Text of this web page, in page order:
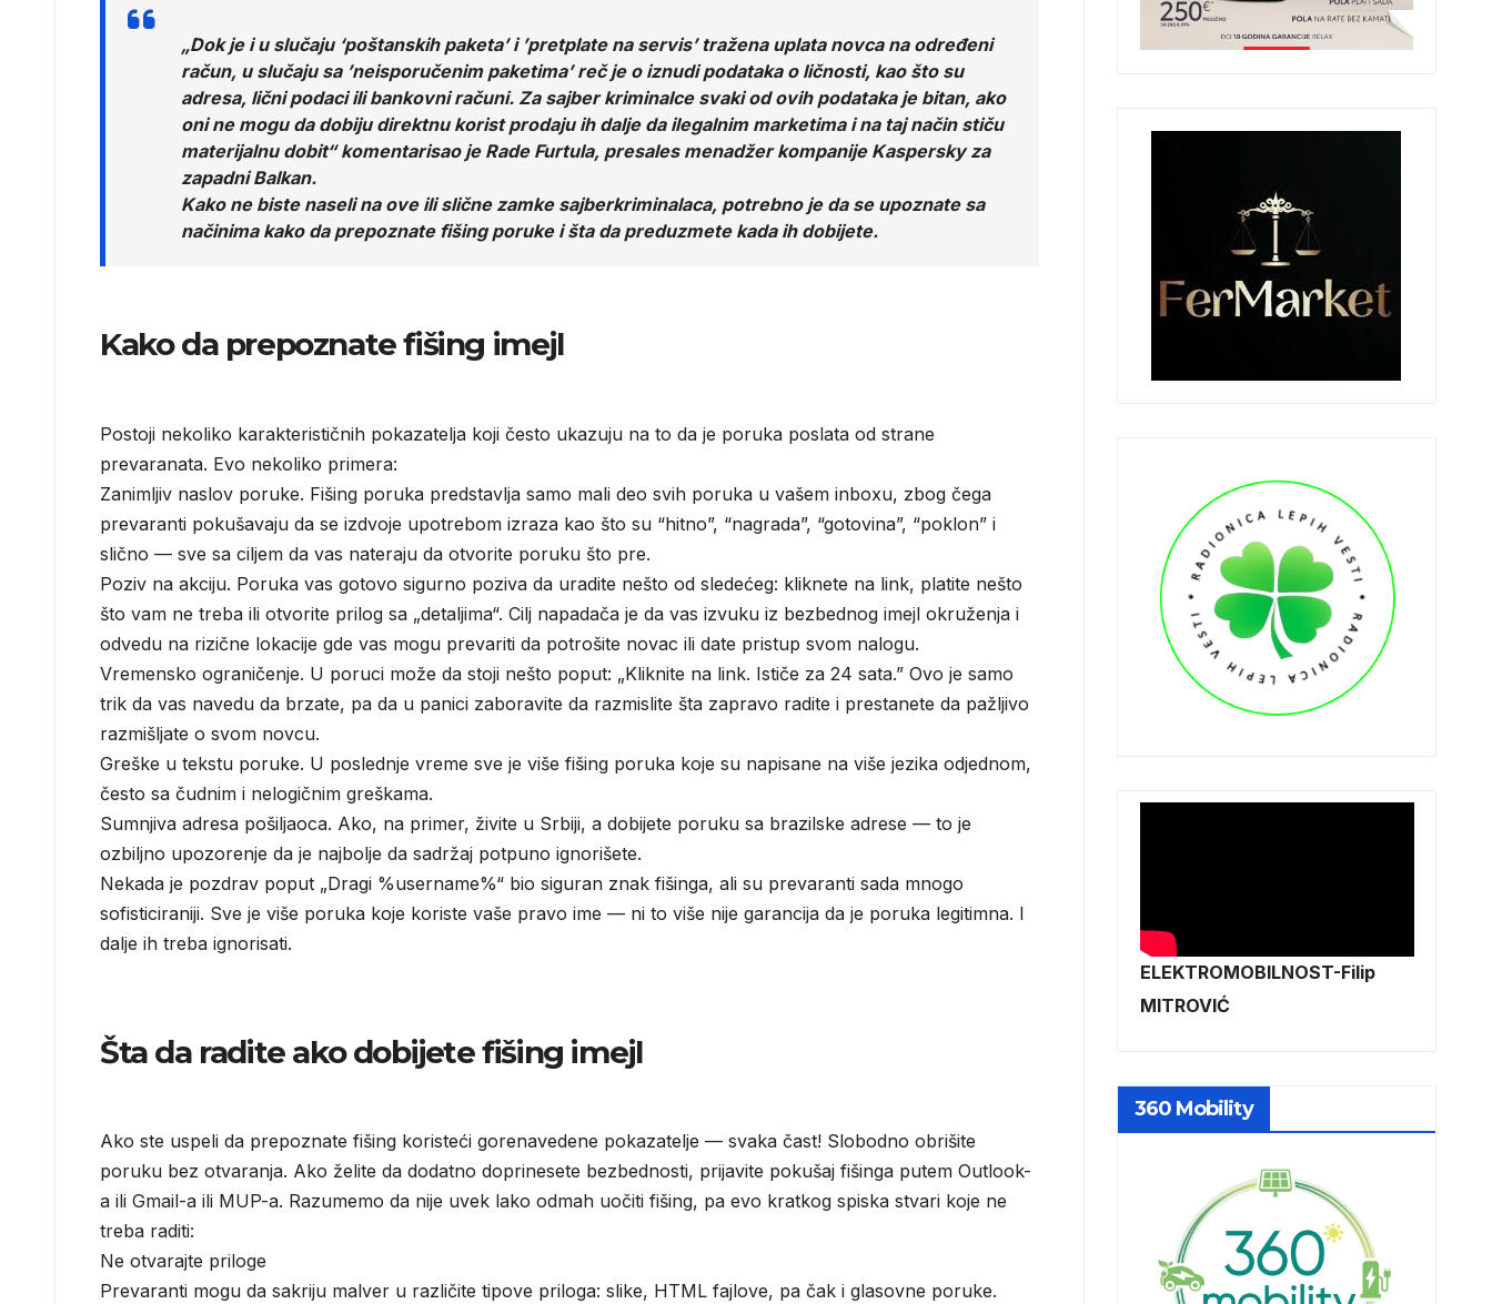
„Dok je i u slučaju ‘poštanskih paketa’ i ’pretplate na servis’ tražena uplata novca na određeni
račun, u slučaju sa ’neisporučenim paketima’ reč je o iznudi podataka o ličnosti, kao što su
adresa, lični podaci ili bankovni računi. Za sajber kriminalce svaki od ovih podataka je bitan, ako
oni ne mogu da dobiju direktnu korist prodaju ih dalje da ilegalnim marketima i na taj način stiču
materijalnu dobit“ komentarisao je Rade Furtula, presales menadžer kompanije Kaspersky za
zapadni Balkan.
Kako ne biste naseli na ove ili slične zamke sajberkriminalaca, potrebno je da se upoznate sa
načinima kako da prepoznate fišing poruke i šta da preduzmete kada ih dobijete.
Kako da prepoznate fišing imejl
Postoji nekoliko karakterističnih pokazatelja koji često ukazuju na to da je poruka poslata od strane
prevaranata. Evo nekoliko primera:
Zanimljiv naslov poruke. Fišing poruka predstavlja samo mali deo svih poruka u vašem inboxu, zbog čega
prevaranti pokušavaju da se izdvoje upotrebom izraza kao što su “hitno”, “nagrada”, “gotovina”, “poklon” i
slično — sve sa ciljem da vas nateraju da otvorite poruku što pre.
Poziv na akciju. Poruka vas gotovo sigurno poziva da uradite nešto od sledećeg: kliknete na link, platite nešto
što vam ne treba ili otvorite prilog sa „detaljima“. Cilj napadača je da vas izvuku iz bezbednog imejl okruženja i
odvedu na rizične lokacije gde vas mogu prevariti da potrošite novac ili date pristup svom nalogu.
Vremensko ograničenje. U poruci može da stoji nešto poput: „Kliknite na link. Ističe za 24 sata.” Ovo je samo
trik da vas navedu da brzate, pa da u panici zaboravite da razmislite šta zapravo radite i prestanete da pažljivo
razmišljate o svom novcu.
Greške u tekstu poruke. U poslednje vreme sve je više fišing poruka koje su napisane na više jezika odjednom,
često sa čudnim i nelogičnim greškama.
Sumnjiva adresa pošiljaoca. Ako, na primer, živite u Srbiji, a dobijete poruku sa brazilske adrese — to je
ozbiljno upozorenje da je najbolje da sadržaj potpuno ignorišete.
Nekada je pozdrav poput „Dragi %username%“ bio siguran znak fišinga, ali su prevaranti sada mnogo
sofisticiraniji. Sve je više poruka koje koriste vaše pravo ime — ni to više nije garancija da je poruka legitimna. I
dalje ih treba ignorisati.
Šta da radite ako dobijete fišing imejl
Ako ste uspeli da prepoznate fišing koristeći gorenavedene pokazatelje — svaka čast! Slobodno obrišite
poruku bez otvaranja. Ako želite da dodatno doprinesete bezbednosti, prijavite pokušaj fišinga putem Outlook-
a ili Gmail-a ili MUP-a. Razumemo da nije uvek lako odmah uočiti fišing, pa evo kratkog spiska stvari koje ne
treba raditi:
Ne otvarajte priloge
Prevaranti mogu da sakriju malver u različite tipove priloga: slike, HTML fajlove, pa čak i glasovne poruke.
ELEKTROMOBILNOST-Filip
MITROVIĆ
360 Mobility